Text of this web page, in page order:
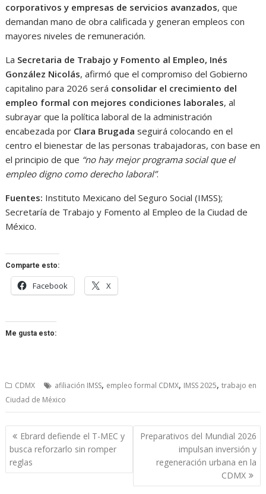
corporativos y empresas de servicios avanzados, que
demandan mano de obra calificada y generan empleos con
mayores niveles de remuneración.
La Secretaria de Trabajo y Fomento al Empleo, Inés
González Nicolás, afirmó que el compromiso del Gobierno
capitalino para 2026 será consolidar el crecimiento del
empleo formal con mejores condiciones laborales, al
subrayar que la política laboral de la administración
encabezada por Clara Brugada seguirá colocando en el
centro el bienestar de las personas trabajadoras, con base en
el principio de que “no hay mejor programa social que el
empleo digno como derecho laboral”.
Fuentes: Instituto Mexicano del Seguro Social (IMSS);
Secretaría de Trabajo y Fomento al Empleo de la Ciudad de
México.
Comparte esto:
Facebook X
Me gusta esto:
CDMX afiliación IMSS, empleo formal CDMX, IMSS 2025,trabajo en
Ciudad de México
Navegación
de
entradas
Ebrard defiende el T-MEC y
busca reforzarlo sin romper
reglas
Preparativos del Mundial 2026
impulsan inversión y
regeneración urbana en la
CDMX